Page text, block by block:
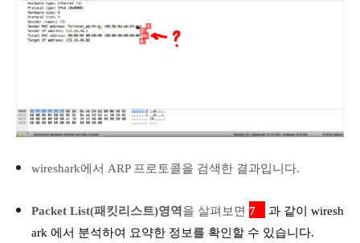
wireshark에서 ARP 프로토콜을 검색한 결과입니다.
Packet List(패킷리스트)영역 을 살펴보면 7
과 같이 wiresh
ark 에서 분석하여 요약한 정보를 확인할 수 있습니다.